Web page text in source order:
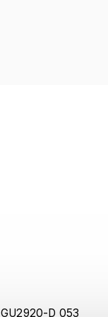
GU2920-D 053